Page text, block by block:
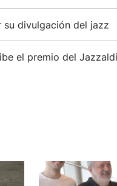
divulgación del jazz
el premio del